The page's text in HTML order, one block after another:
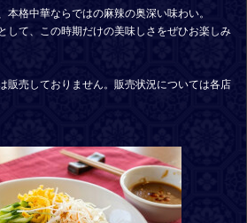
本格中華ならではの麻辣の奥深い味わい。
して、この時期だけの美味しさをぜひお楽しみ
販売しておりません。販売状況については各店